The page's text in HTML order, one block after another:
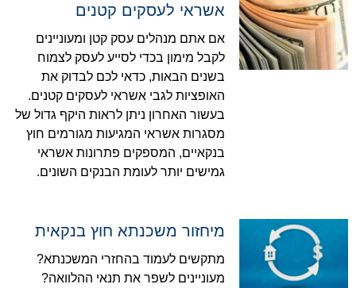
אשראי לעסקים קטנים
אם אתם מנהלים עסק קטן ומעוניינים
לקבל מימון בכדי לסייע לעסק לצמוח
בשנים הבאות, כדאי לכם לבדוק את
האופציות לגבי אשראי לעסקים קטנים.
בעשור האחרון ניתן לראות היקף גדול של
מסגרות אשראי המגיעות מגורמים חוץ
בנקאיים, המספקים פתרונות אשראי
גמישים יותר לעומת הבנקים השונים.
מיחזור משכנתא חוץ בנקאית
מתקשים לעמוד בהחזרי המשכנתא?
מעוניינים לשפר את תנאי ההלוואה?